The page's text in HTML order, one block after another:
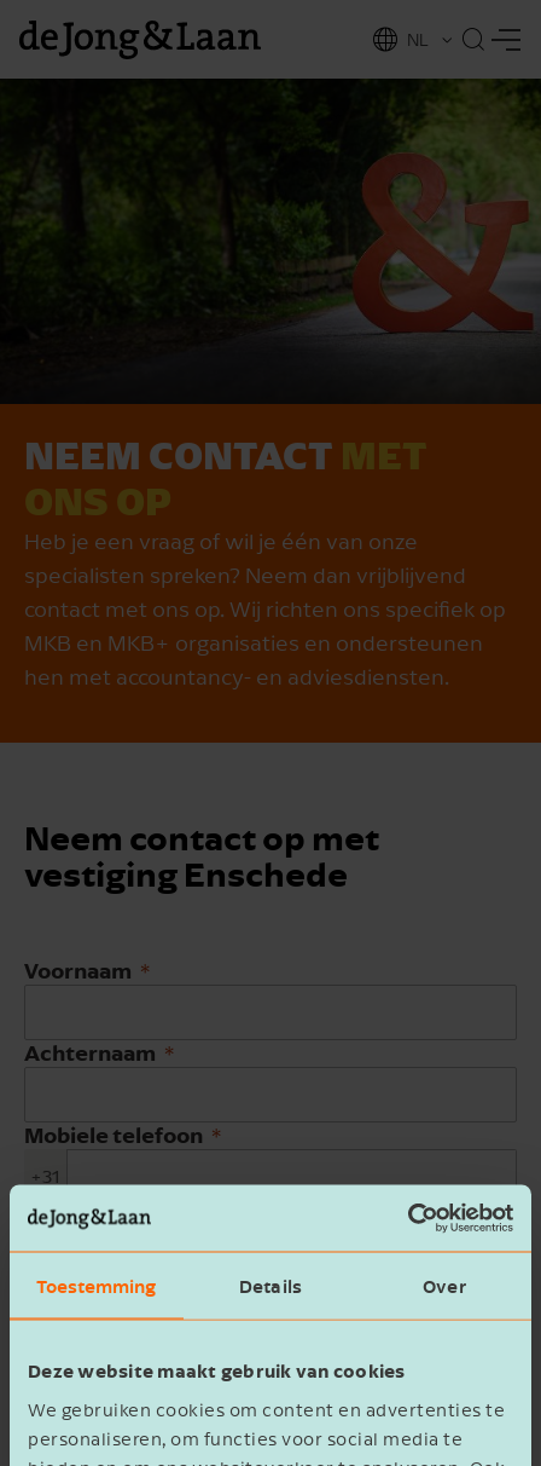
Toestemming Details Over
Deze website maakt gebruik van cookies
We gebruiken cookies om content en advertenties te
personaliseren, om functies voor social media te
EN
NL
NEEM CONTACT MET
ONS OP
Heb je een vraag of wil je één van onze
specialisten spreken? Neem dan vrijblijvend
contact met ons op. Wij richten ons specifiek op
MKB en MKB+ organisaties en ondersteunen
hen met accountancy- en adviesdiensten.
Neem contact op met
vestiging Enschede
Voornaam
Achternaam
Mobiele telefoon
+31
E-mailadres
Bedrijfsnaam
Beschrijving